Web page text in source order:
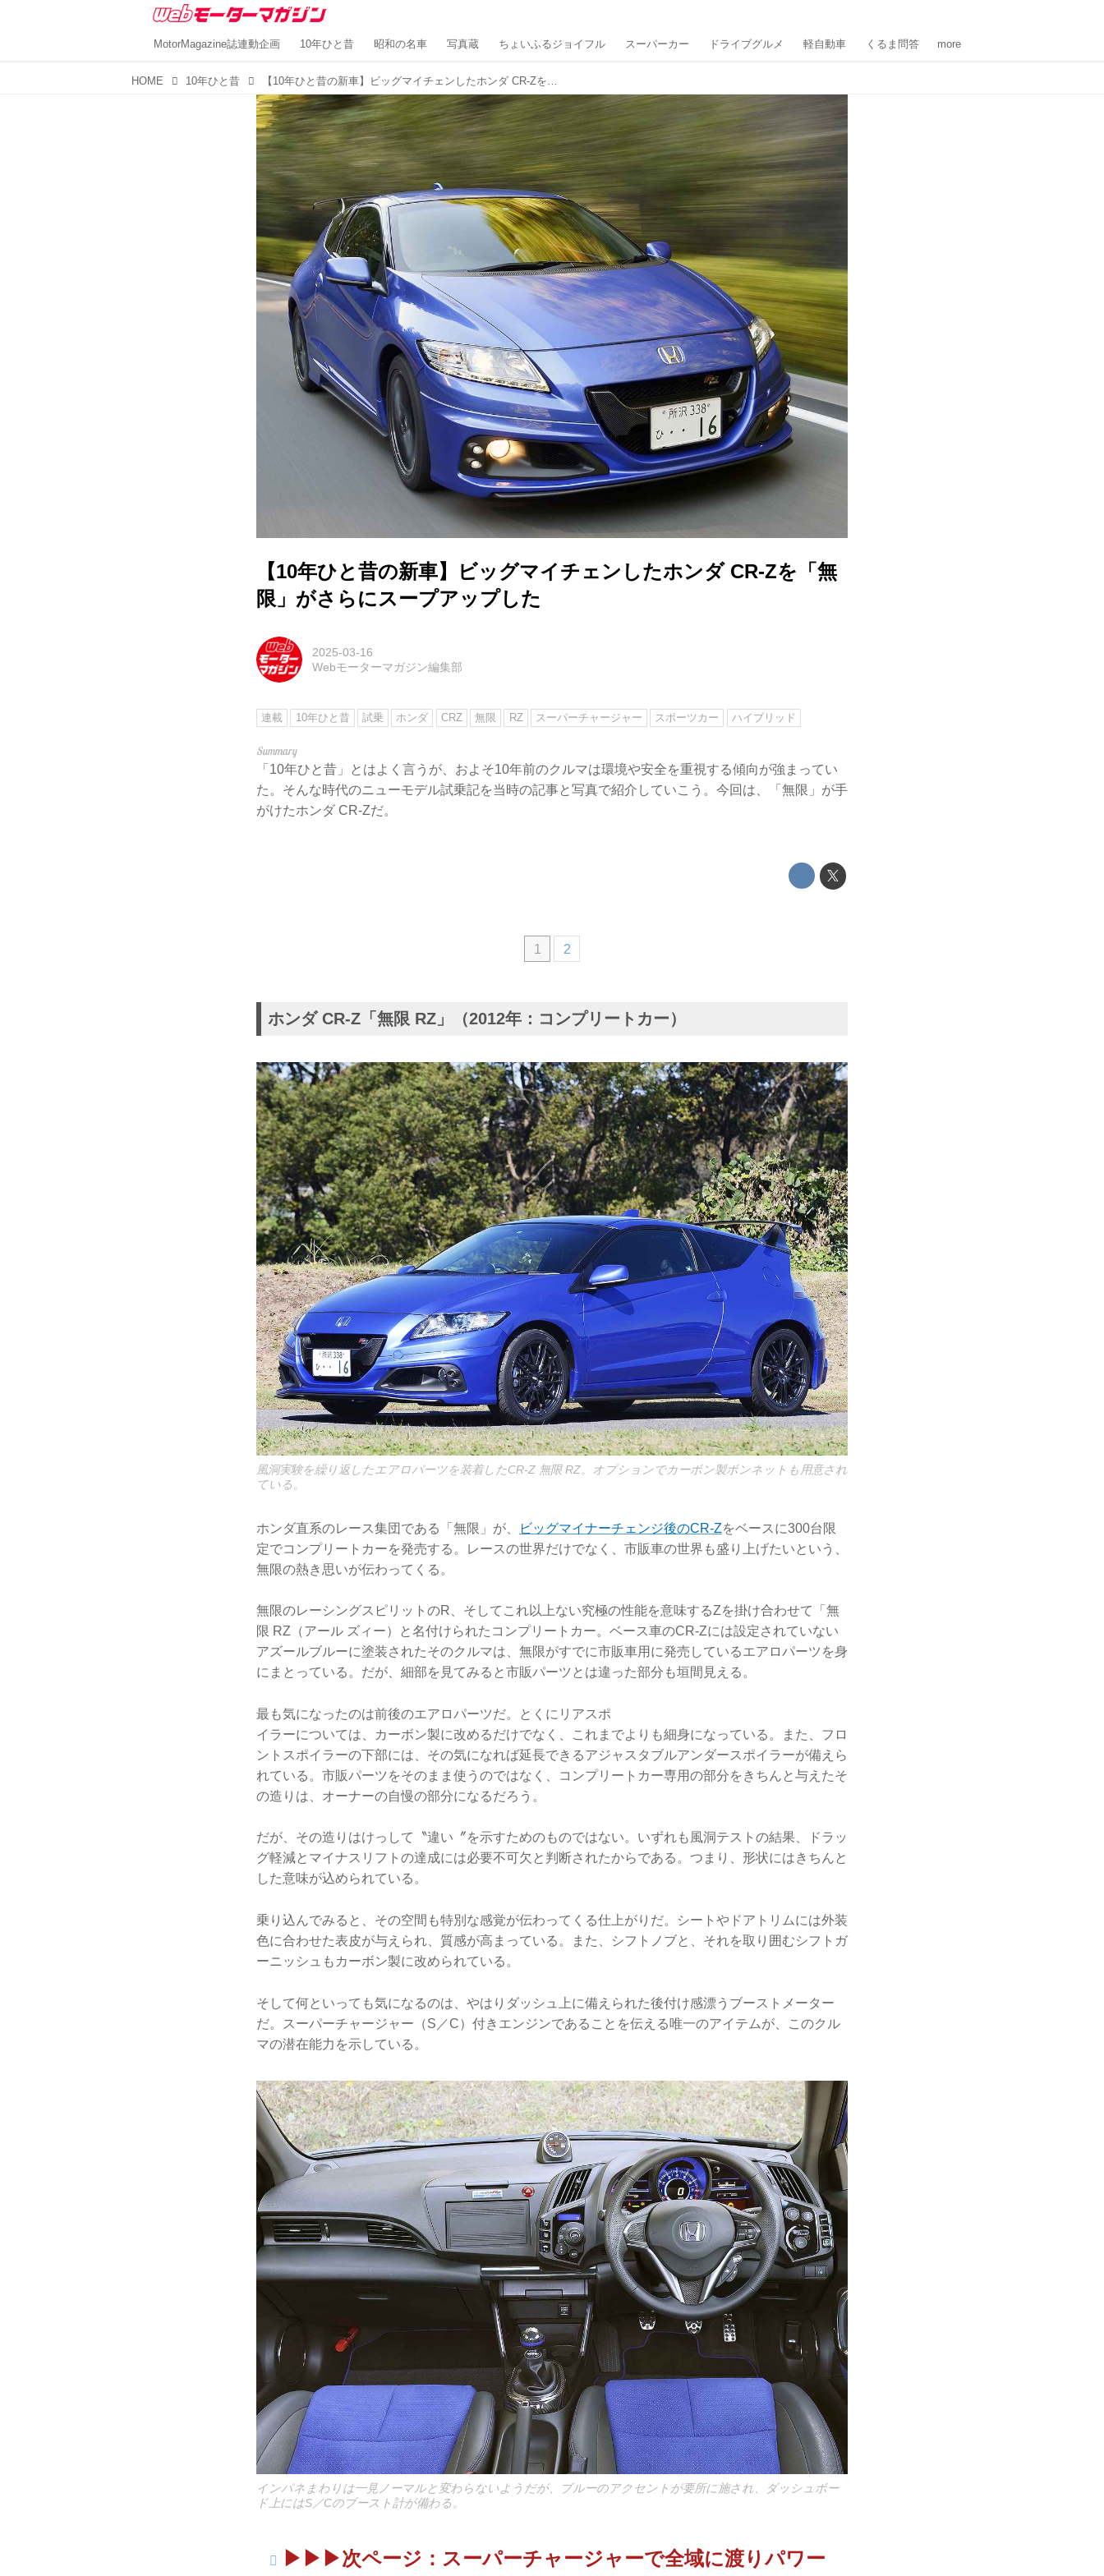
MotorMagazine誌連動企画 10年ひと昔 昭和の名車 写真蔵 ちょいふるジョイフル スーパーカー ドライブグルメ 軽自動車 くるま問答 more
HOME 10年ひと昔 【10年ひと昔の新車】ビッグマイチェンしたホンダ CR-Zを「無限」がさらにスープアップした
【10年ひと昔の新車】ビッグマイチェンしたホンダ CR-Zを「無
限」がさらにスープアップした
2025-03-16
Webモーターマガジン編集部
連載 10年ひと昔 試乗 ホンダ CRZ 無限 RZ スーパーチャージャー スポーツカー ハイブリッド
「10年ひと昔」とはよく言うが、およそ10年前のクルマは環境や安全を重視する傾向が強まってい
た。そんな時代のニューモデル試乗記を当時の記事と写真で紹介していこう。今回は、「無限」が手
がけたホンダ CR-Zだ。
1 2
ホンダ CR-Z「無限 RZ」（2012年：コンプリートカー）
風洞実験を繰り返したエアロパーツを装着したCR-Z 無限 RZ。オプションでカーボン製ボンネットも用意され
ている。
ホンダ直系のレース集団である「無限」が、 ビッグマイナーチェンジ後のCR-Zをベースに300台限
定でコンプリートカーを発売する。レースの世界だけでなく、市販車の世界も盛り上げたいという、
無限の熱き思いが伝わってくる。
無限のレーシングスピリットのR、そしてこれ以上ない究極の性能を意味するZを掛け合わせて「無
限 RZ（アール ズィー）と名付けられたコンプリートカー。ベース車のCR-Zには設定されていない
アズールブルーに塗装されたそのクルマは、無限がすでに市販車用に発売しているエアロパーツを身
にまとっている。だが、細部を見てみると市販パーツとは違った部分も垣間見える。
最も気になったのは前後のエアロパーツだ。とくにリアスポ
イラーについては、カーボン製に改めるだけでなく、これまでよりも細身になっている。また、フロ
ントスポイラーの下部には、その気になれば延長できるアジャスタブルアンダースポイラーが備えら
れている。市販パーツをそのまま使うのではなく、コンプリートカー専用の部分をきちんと与えたそ
の造りは、オーナーの自慢の部分になるだろう。
だが、その造りはけっして〝違い〞を示すためのものではない。いずれも風洞テストの結果、ドラッ
グ軽減とマイナスリフトの達成には必要不可欠と判断されたからである。つまり、形状にはきちんと
した意味が込められている。
乗り込んでみると、その空間も特別な感覚が伝わってくる仕上がりだ。シートやドアトリムには外装
色に合わせた表皮が与えられ、質感が高まっている。また、シフトノブと、それを取り囲むシフトガ
ーニッシュもカーボン製に改められている。
そして何といっても気になるのは、やはりダッシュ上に備えられた後付け感漂うブーストメーター
だ。スーパーチャージャー（S／C）付きエンジンであることを伝える唯一のアイテムが、このクル
マの潜在能力を示している。
インパネまわりは一見ノーマルと変わらないようだが、ブルーのアクセントが要所に施され、ダッシュボー
ド上にはS／Cのブースト計が備わる。
▶︎▶︎▶︎次ページ：スーパーチャージャーで全域に渡りパワー